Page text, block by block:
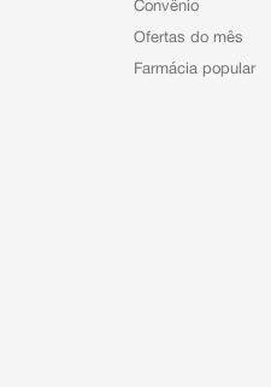
Convênio
Ofertas do mês
Farmácia popular